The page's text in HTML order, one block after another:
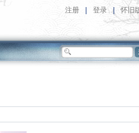
注册 登录 | 怀旧